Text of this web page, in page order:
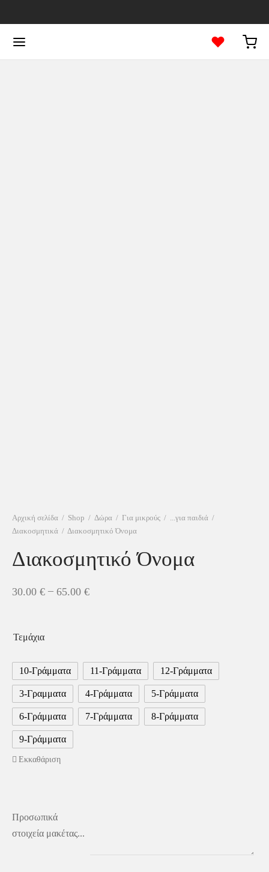
Αρχική σελίδα / Shop / Δώρα / Για μικρούς / ...για παιδιά /
Διακοσμητικά / Διακοσμητικό Όνομα
Διακοσμητικό Όνομα
30.00 € – 65.00 €
Τεμάχια
10-Γράμματα 11-Γράμματα 12-Γράμματα
3-Γραμματα 4-Γράμματα 5-Γράμματα
6-Γράμματα 7-Γράμματα 8-Γράμματα
9-Γράμματα
Εκκαθάριση
Προσωπικά
στοιχεία μακέτας...